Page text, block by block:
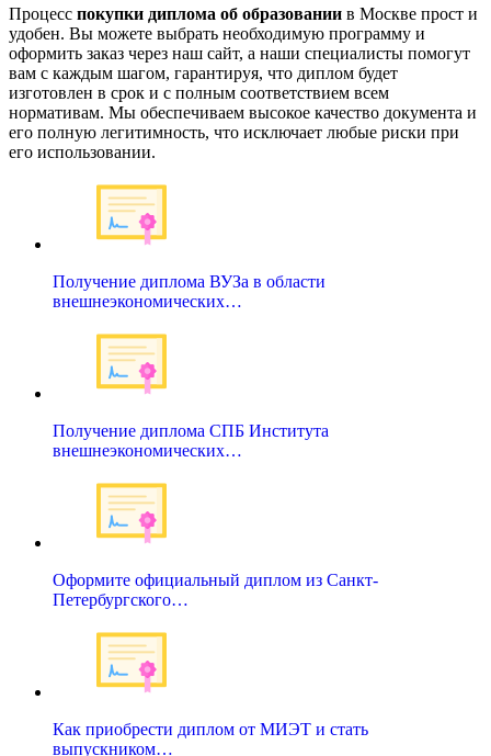
Процесс покупки диплома об образовании в Москве прост и
удобен. Вы можете выбрать необходимую программу и
оформить заказ через наш сайт, а наши специалисты помогут
вам с каждым шагом, гарантируя, что диплом будет
изготовлен в срок и с полным соответствием всем
нормативам. Мы обеспечиваем высокое качество документа и
его полную легитимность, что исключает любые риски при
его использовании.
Получение диплома ВУЗа в области
внешнеэкономических…
Получение диплома СПБ Института
внешнеэкономических…
Оформите официальный диплом из Санкт-
Петербургского…
Как приобрести диплом от МИЭТ и стать
выпускником…